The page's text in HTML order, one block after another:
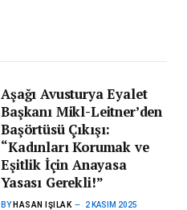
Aşağı Avusturya Eyalet
Başkanı Mikl-Leitner’den
Başörtüsü Çıkışı:
“Kadınları Korumak ve
Eşitlik İçin Anayasa
Yasası Gerekli!”
BY HASAN IŞILAK 2 KASIM 2025